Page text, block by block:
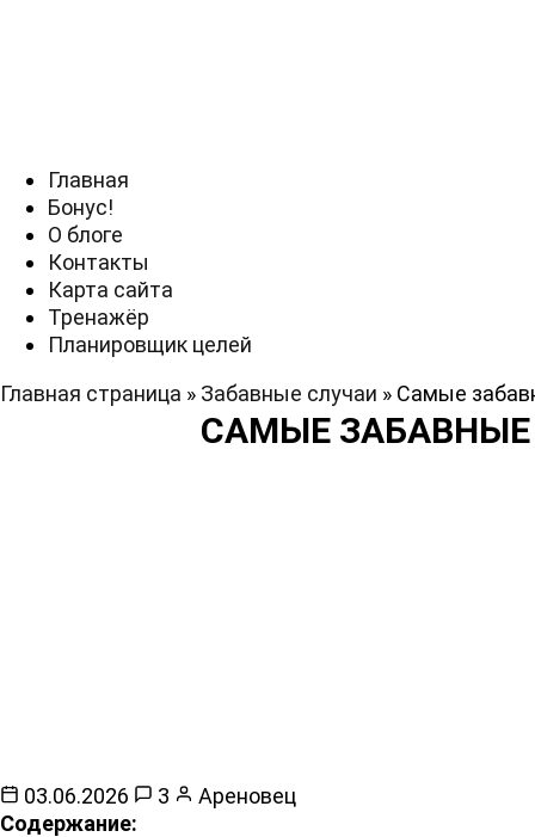
Главная
Бонус!
О блоге
Контакты
Карта сайта
Тренажёр
Планировщик целей
Главная страница » Забавные случаи » Самые
САМЫЕ
03.06.2026 3
Ареновец
Содержание: